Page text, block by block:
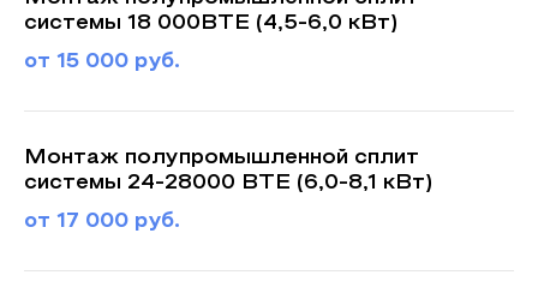
системы 18 000BTE (4,5-6,0 кВт)
от 15 000 руб.
Монтаж полупромышленной сплит
системы 24-28000 BTE (6,0-8,1 кВт)
от 17 000 руб.